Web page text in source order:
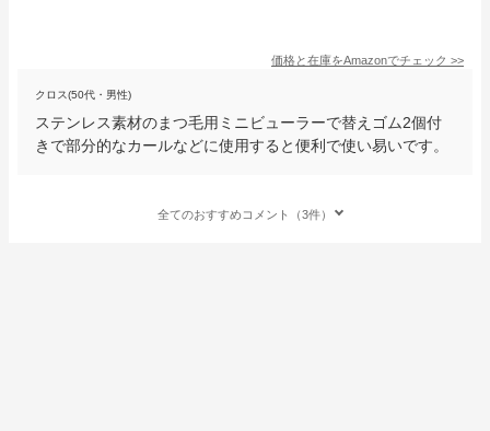
価格と在庫をAmazonでチェック >>
クロス(50代・男性)
ステンレス素材のまつ毛用ミニビューラーで替えゴム2個付
きで部分的なカールなどに使用すると便利で使い易いです。
全てのおすすめコメント（3件）